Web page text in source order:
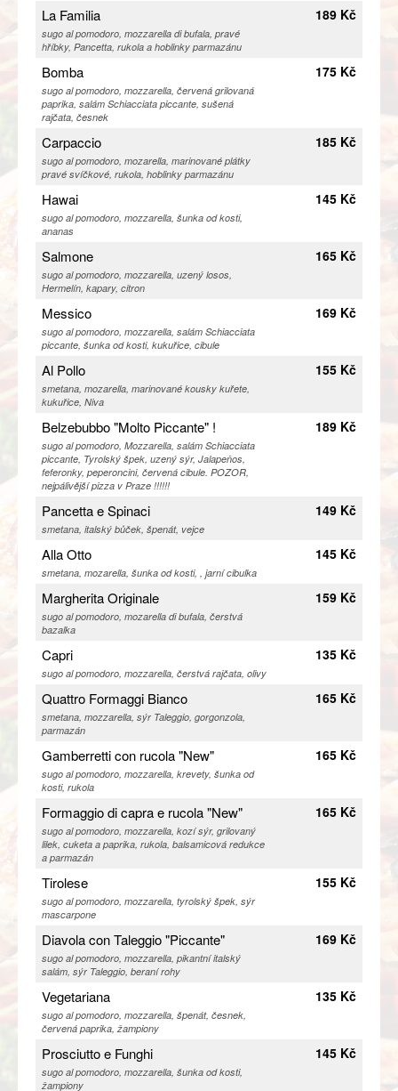
La Familia
sugo al pomodoro, mozzarella di bufala, pravé
hříbky, Pancetta, rukola a hoblinky parmazánu
189 Kč
Bomba
sugo al pomodoro, mozzarella, červená grilovaná
paprika, salám Schiacciata piccante, sušená
rajčata, česnek
175 Kč
Carpaccio
sugo al pomodoro, mozarella, marinované plátky
pravé svíčkové, rukola, hoblinky parmazánu
185 Kč
Hawai
sugo al pomodoro, mozzarella, šunka od kosti,
ananas
145 Kč
Salmone
sugo al pomodoro, mozzarella, uzený losos,
Hermelín, kapary, citron
165 Kč
Messico
sugo al pomodoro, mozzarella, salám Schiacciata
piccante, šunka od kosti, kukuřice, cibule
169 Kč
Al Pollo
smetana, mozarella, marinované kousky kuřete,
kukuřice, Niva
155 Kč
Belzebubbo "Molto Piccante" !
sugo al pomodoro, Mozzarella, salám Schiacciata
piccante, Tyrolský špek, uzený sýr, Jalapeňos,
feferonky, peperoncini, červená cibule. POZOR,
nejpálivější pizza v Praze !!!!!!
189 Kč
Pancetta e Spinaci
smetana, italský bůček, špenát, vejce
149 Kč
Alla Otto
smetana, mozarella, šunka od kosti, , jarní cibulka
145 Kč
Margherita Originale
sugo al pomodoro, mozarella di bufala, čerstvá
bazalka
159 Kč
Capri
sugo al pomodoro, mozzarella, čerstvá rajčata, olivy
135 Kč
Quattro Formaggi Bianco
smetana, mozzarella, sýr Taleggio, gorgonzola,
parmazán
165 Kč
Gamberretti con rucola "New"
sugo al pomodoro, mozzarella, krevety, šunka od
kosti, rukola
165 Kč
Formaggio di capra e rucola "New"
sugo al pomodoro, mozzarella, kozí sýr, grilovaný
lilek, cuketa a paprika, rukola, balsamicová redukce
a parmazán
165 Kč
Tirolese
sugo al pomodoro, mozzarella, tyrolský špek, sýr
mascarpone
155 Kč
Diavola con Taleggio "Piccante"
sugo al pomodoro, mozzarella, pikantní italský
salám, sýr Taleggio, beraní rohy
169 Kč
Vegetariana
sugo al pomodoro, mozzarella, špenát, česnek,
červená paprika, žampiony
135 Kč
Prosciutto e Funghi
sugo al pomodoro, mozzarella, šunka od kosti,
žampiony
145 Kč